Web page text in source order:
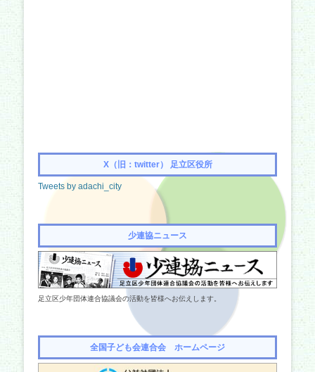
X（旧：twitter） 足立区役所
Tweets by adachi_city
少連協ニュース
足立区少年団体連合協議会の活動を皆様へお伝えします。
全国子ども会連合会 ホームページ